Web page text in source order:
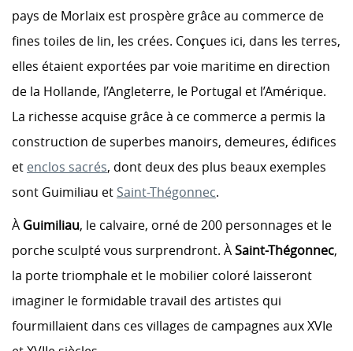
pays de Morlaix est prospère grâce au commerce de
fines toiles de lin, les crées. Conçues ici, dans les terres,
elles étaient exportées par voie maritime en direction
de la Hollande, l’Angleterre, le Portugal et l’Amérique.
La richesse acquise grâce à ce commerce a permis la
construction de superbes manoirs, demeures, édifices
et enclos sacrés, dont deux des plus beaux exemples
sont Guimiliau et Saint-Thégonnec.
À Guimiliau, le calvaire, orné de 200 personnages et le
porche sculpté vous surprendront. ÀSaint-Thégonnec,
la porte triomphale et le mobilier coloré laisseront
imaginer le formidable travail des artistes qui
fourmillaient dans ces villages de campagnes aux XVIe